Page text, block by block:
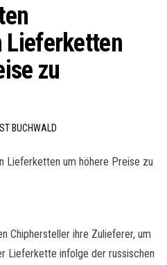
zu
BUCHWALD
Lieferketten um höhere Preise zu
Chiphersteller ihre Zulieferer, um
Lieferkette infolge der russischen